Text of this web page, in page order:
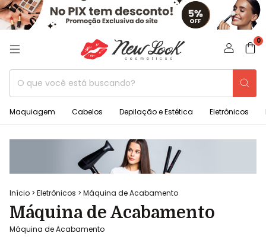
0
Maquiagem Cabelos Depilação e Estética Eletrônicos
Início > Eletrônicos > Máquina de Acabamento
Máquina de Acabamento
Máquina de Acabamento